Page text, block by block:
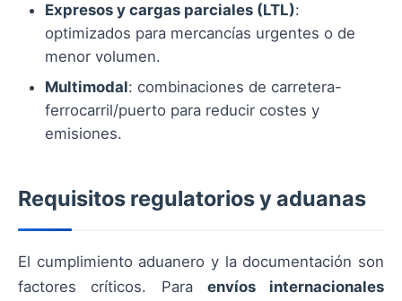
Expresos y cargas parciales (LTL):
optimizados para mercancías urgentes o de
menor volumen.
Multimodal: combinaciones de carretera-
ferrocarril/puerto para reducir costes y
emisiones.
Requisitos regulatorios y aduanas
El cumplimiento aduanero y la documentación son
factores críticos. Para envíos internacionales